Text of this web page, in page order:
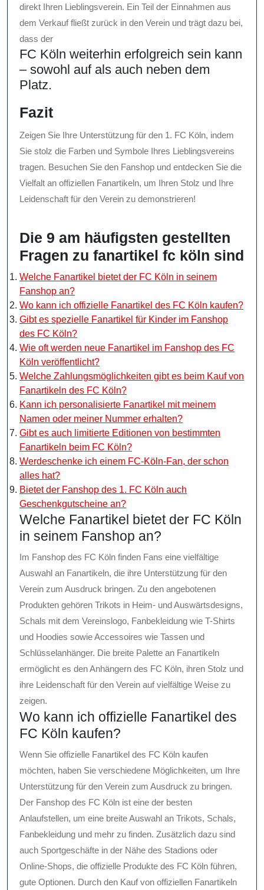
direkt Ihren Lieblingsverein. Ein Teil der Einnahmen aus
dem Verkauf fließt zurück in den Verein und trägt dazu bei,
dass der
FC Köln weiterhin erfolgreich sein kann
– sowohl auf als auch neben dem
Platz.
Fazit
Zeigen Sie Ihre Unterstützung für den 1. FC Köln, indem
Sie stolz die Farben und Symbole Ihres Lieblingsvereins
tragen. Besuchen Sie den Fanshop und entdecken Sie die
Vielfalt an offiziellen Fanartikeln, um Ihren Stolz und Ihre
Leidenschaft für den Verein zu demonstrieren!
Die 9 am häufigsten gestellten
Fragen zu fanartikel fc köln sind
Welche Fanartikel bietet der FC Köln in seinem
Fanshop an?
Wo kann ich offizielle Fanartikel des FC Köln kaufen?
Gibt es spezielle Fanartikel für Kinder im Fanshop
des FC Köln?
Wie oft werden neue Fanartikel im Fanshop des FC
Köln veröffentlicht?
Welche Zahlungsmöglichkeiten gibt es beim Kauf von
Fanartikeln des FC Köln?
Kann ich personalisierte Fanartikel mit meinem
Namen oder meiner Nummer erhalten?
Gibt es auch limitierte Editionen von bestimmten
Fanartikeln beim FC Köln?
Werdeschenke ich einem FC-Köln-Fan, der schon
alles hat?
Bietet der Fanshop des 1. FC Köln auch
Geschenkgutscheine an?
Welche Fanartikel bietet der FC Köln
in seinem Fanshop an?
Im Fanshop des FC Köln finden Fans eine vielfältige
Auswahl an Fanartikeln, die ihre Unterstützung für den
Verein zum Ausdruck bringen. Zu den angebotenen
Produkten gehören Trikots in Heim- und Auswärtsdesigns,
Schals mit dem Vereinslogo, Fanbekleidung wie T-Shirts
und Hoodies sowie Accessoires wie Tassen und
Schlüsselanhänger. Die breite Palette an Fanartikeln
ermöglicht es den Anhängern des FC Köln, ihren Stolz und
ihre Leidenschaft für den Verein auf vielfältige Weise zu
zeigen.
Wo kann ich offizielle Fanartikel des
FC Köln kaufen?
Wenn Sie offizielle Fanartikel des FC Köln kaufen
möchten, haben Sie verschiedene Möglichkeiten, um Ihre
Unterstützung für den Verein zum Ausdruck zu bringen.
Der Fanshop des FC Köln ist eine der besten
Anlaufstellen, um eine breite Auswahl an Trikots, Schals,
Fanbekleidung und mehr zu finden. Zusätzlich dazu sind
auch Sportgeschäfte in der Nähe des Stadions oder
Online-Shops, die offizielle Produkte des FC Köln führen,
gute Optionen. Durch den Kauf von offiziellen Fanartikeln